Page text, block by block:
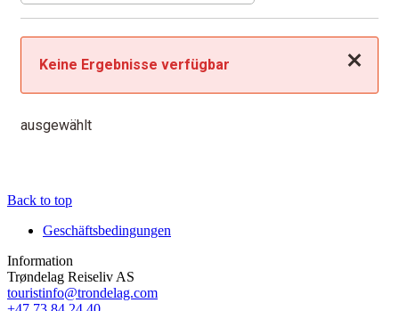
Schließen
Keine Ergebnisse verfügbar
ausgewählt
Back to top
Geschäftsbedingungen
Information
Trøndelag Reiseliv AS
touristinfo@trondelag.com